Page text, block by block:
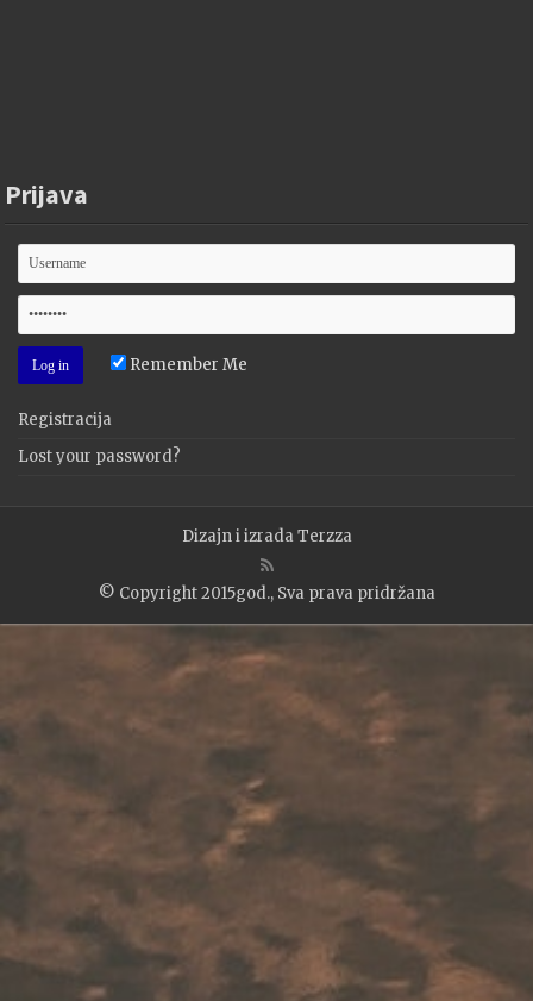
Prijava
Remember Me
Registracija
Lost your password?
Dizajn i izradaTerzza
© Copyright 2015god., Sva prava pridržana